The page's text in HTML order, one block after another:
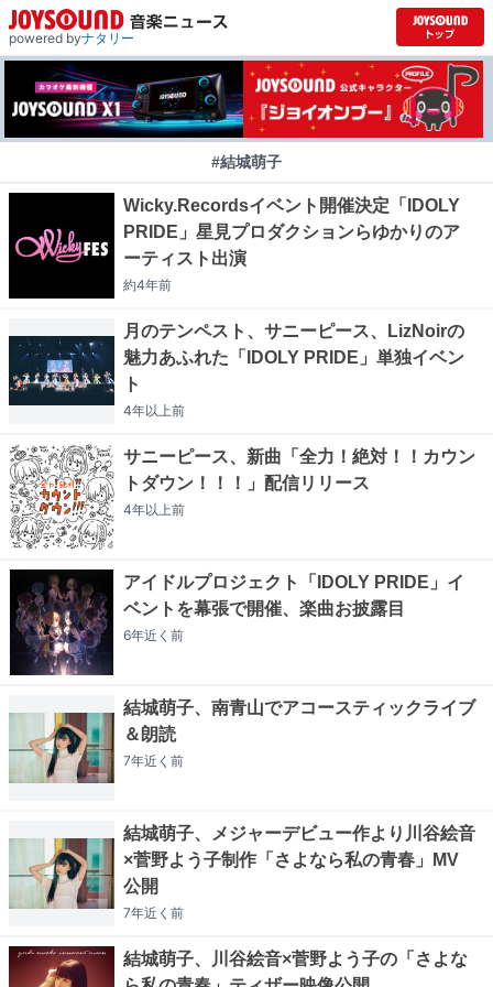
powered byナタリー
#結城萌子
Wicky.Recordsイベント開催決定「IDOLY
PRIDE」星見プロダクションらゆかりのア
ーティスト出演
約4年前
月のテンペスト、サニーピース、LizNoirの
魅力あふれた「IDOLY PRIDE」単独イベン
ト
4年以上前
サニーピース、新曲「全力！絶対！！カウン
トダウン！！！」配信リリース
4年以上前
アイドルプロジェクト「IDOLY PRIDE」イ
ベントを幕張で開催、楽曲お披露目
6年近く 前
結城萌子、南青山でアコースティックライブ
＆朗読
7年近く 前
結城萌子、メジャーデビュー作より川谷絵音
×菅野よう子制作「さよなら私の青春」MV
公開
7年近く 前
結城萌子、川谷絵音×菅野よう子の「さよな